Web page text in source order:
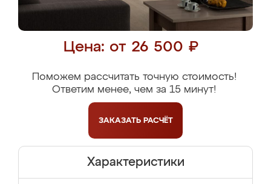
Цена: от 26 500 ₽
Поможем рассчитать точную стоимость!
Ответим менее, чем за 15 минут!
ЗАКАЗАТЬ РАСЧЁТ
Характеристики